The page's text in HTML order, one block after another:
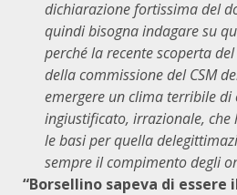
dichiarazione fortissima del
quindi bisogna indagare su
perché la recente scoperta
della commissione del CSM
emergere un clima terribile di
ingiustificato, irrazionale, che
le basi per quella
sempre il compimento degli
“Borsellino sapeva di essere